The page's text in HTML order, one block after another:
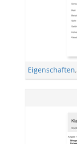
Eigenschaften,